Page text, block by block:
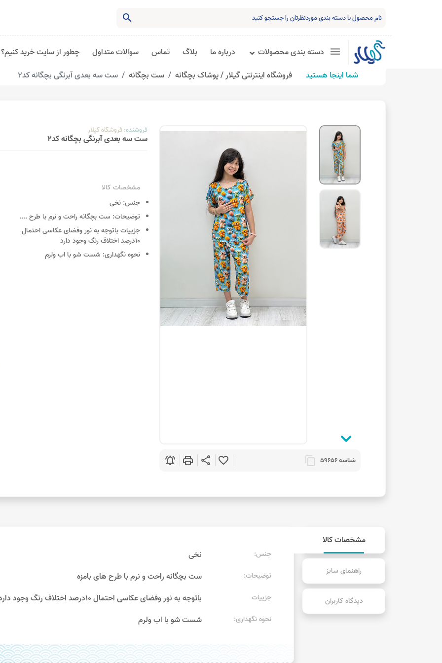
search
دسته بندی محصولات درباره ما بلاگ تماس سوالات متداول چطور از سایت خرید کنیم؟
شما اینجا هستید
فروشگاه اینترنتی گیلار /پوشاک بچگانه ست بچگانه ست سه بعدی آبرنگی بچگانه کد2
شناسه 59656 content_copy
favorite_border
share
print
notifications_active
فروشنده: فروشگاه گیلار
ست سه بعدی آبرنگی بچگانه کد2
مشخصات کالا
جنس: نخی
توضیحات: ست بچگانه راحت و نرم با طرح ....
جزییاتباتوجه به نور وفضای عکاسی احتمال
10درصد اختلاف رنگ وجود دارد
نحوه نگهداری: شست شو با اب ولرم
مشخصات کالا
راهنمای سایز
دیدگاه کاربران
جنس: نخی
توضیحات: ست بچگانه راحت و نرم با طرح های بامزه
جزییات باتوجه به نور وفضای عکاسی احتمال 10درصد اختلاف رنگ وجود دارد
نحوه نگهداری: شست شو با اب ولرم